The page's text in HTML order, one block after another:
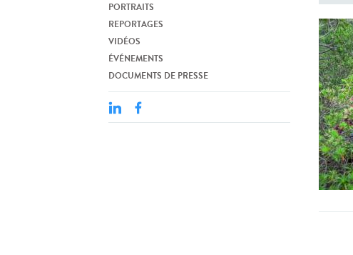
PORTRAITS
REPORTAGES
VIDÉOS
ÉVÉNEMENTS
DOCUMENTS DE PRESSE